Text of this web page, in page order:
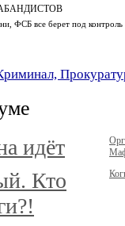
ФСБ все берет под контроль
идёт
Кто